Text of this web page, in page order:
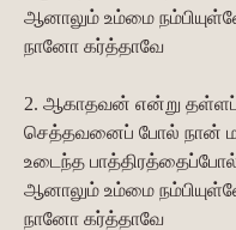
ஆனாலும் உம்மை
நானோ கர்த்தாவே
2. ஆகாதவன் என்று
செத்தவனைப் போல் நான்
உடைந்த
ஆனாலும் உம்மை
நானோ கர்த்தாவே